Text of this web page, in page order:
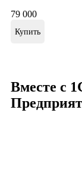
79 000
Купить
Вместе с